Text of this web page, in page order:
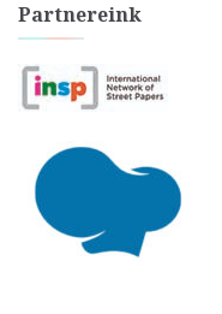
Partnereink